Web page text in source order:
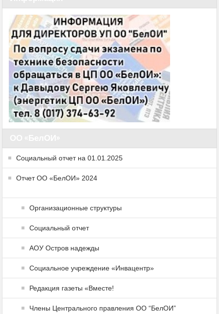
Социальный отчет на 01.01.2025
Отчет ОО «БелОИ» 2024
Организационные структуры
Социальный отчет
АОУ Остров надежды
Социальное учреждение «Инвацентр»
Редакция газеты «Вместе!
Члены Центрального правления ОО “БелОИ”